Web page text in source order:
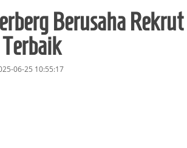
Berusaha Rekrut
06-25 10:55:17